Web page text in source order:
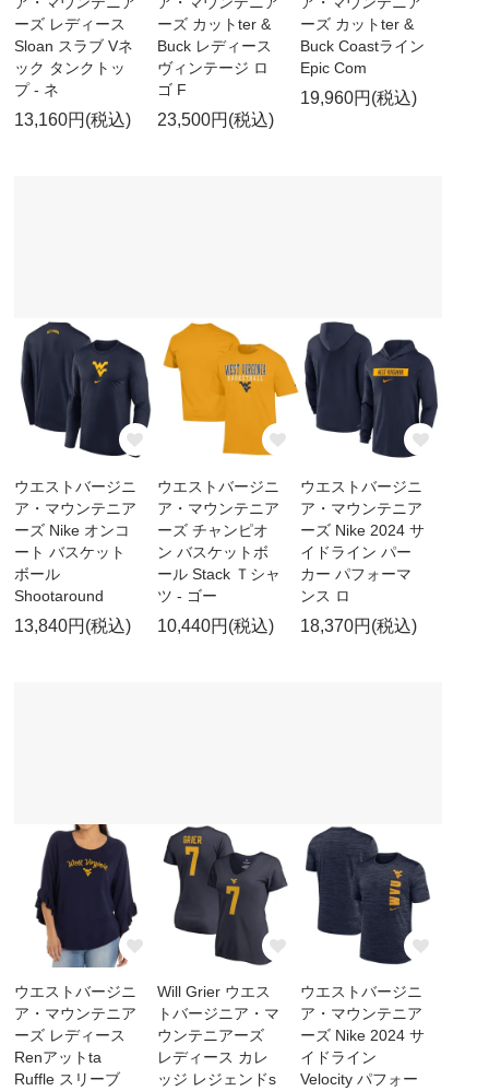
ーズ レディース
Sloan スラブ Vネ
ック タンクトッ
プ - ネ
13,160円(税込)
ーズ カットter &
Buck レディース
ヴィンテージ ロ
ゴ F
23,500円(税込)
ーズ カットter &
Buck Coastライン
Epic Com
19,960円(税込)
ウエストバージニ
ア・マウンテニア
ーズ Nike オンコ
ート バスケット
ボール
Shootaround
13,840円(税込)
ウエストバージニ
ア・マウンテニア
ーズ チャンピオ
ン バスケットボ
ール Stack Ｔシャ
ツ - ゴー
10,440円(税込)
ウエストバージニ
ア・マウンテニア
ーズ Nike 2024 サ
イドライン パー
カー パフォーマ
ンス ロ
18,370円(税込)
ウエストバージニ
ア・マウンテニア
ーズ レディース
Renアットta
Ruffle スリーブ
Will Grier ウエス
トバージニア・マ
ウンテニアーズ
レディース カレ
ッジ レジェンドs
ウエストバージニ
ア・マウンテニア
ーズ Nike 2024 サ
イドライン
Velocity パフォー